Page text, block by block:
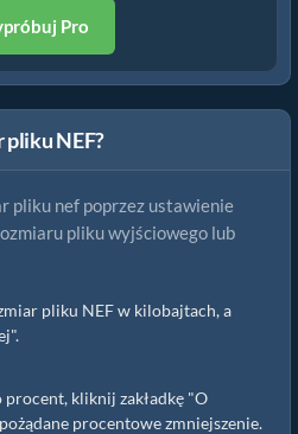
Pro
pliku NEF?
pliku nef poprzez ustawienie
pliku wyjściowego lub
pliku NEF w kilobajtach, a
procent, kliknij zakładkę "O
procentowe zmniejszenie.